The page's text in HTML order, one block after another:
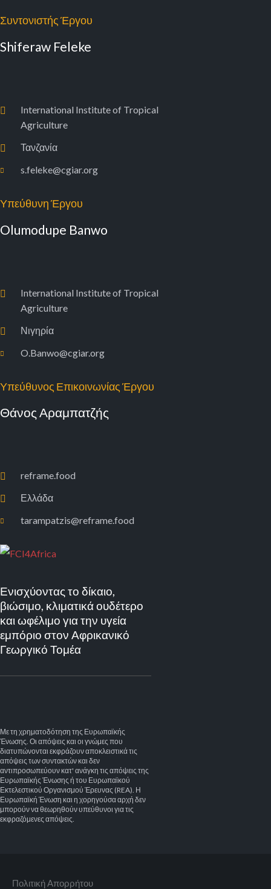
Ενισχύοντας το δίκαιο,
βιώσιμο, κλιματικά ουδέτερο
και ωφέλιμο για την υγεία
εμπόριο στον Αφρικανικό
Γεωργικό Τομέα
Με τη χρηματοδότηση της Ευρωπαϊκής
Ένωσης. Οι απόψεις και οι γνώμες που
διατυπώνονται εκφράζουν αποκλειστικά τις
απόψεις των συντακτών και δεν
αντιπροσωπεύουν κατ' ανάγκη τις απόψεις της
Ευρωπαϊκής Ένωσης ή του Ευρωπαϊκού
Εκτελεστικού Οργανισμού Έρευνας (REA). Η
Ευρωπαϊκή Ένωση και η χορηγούσα αρχή δεν
μπορούν να θεωρηθούν υπεύθυνοι για τις
εκφραζόμενες απόψεις.
Συντονιστής Έργου
Shiferaw Feleke
International Institute of Tropical
Agriculture
Τανζανία
s.feleke@cgiar.org
Υπεύθυνη Έργου
Olumodupe Banwo
International Institute of Tropical
Agriculture
Νιγηρία
O.Banwo@cgiar.org
Υπεύθυνος Επικοινωνίας Έργου
Θάνος Αραμπατζής
reframe.food
Ελλάδα
tarampatzis@reframe.food
Πολιτική Aπορρήτου